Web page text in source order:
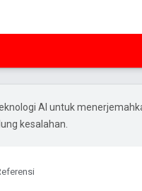
AI untuk
kesalahan.